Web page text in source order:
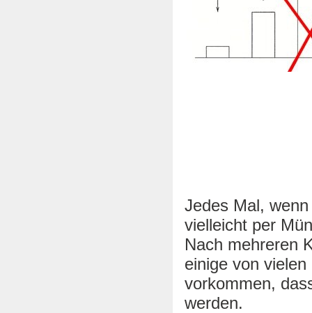
Jedes Mal,
vielleicht per
Nach mehreren
einige von
vorkommen,
werden.